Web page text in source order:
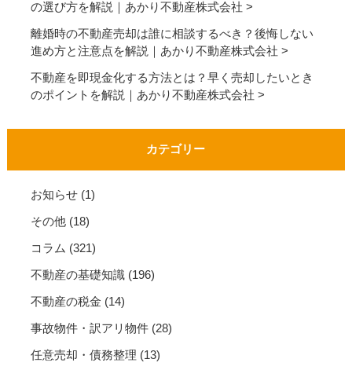
の選び方を解説｜あかり不動産株式会社
離婚時の不動産売却は誰に相談するべき？後悔しない
進め方と注意点を解説｜あかり不動産株式会社
不動産を即現金化する方法とは？早く売却したいとき
のポイントを解説｜あかり不動産株式会社
カテゴリー
お知らせ(1)
その他(18)
コラム (321)
不動産の基礎知識(196)
不動産の税金 (14)
事故物件・訳アリ物件(28)
任意売却・債務整理 (13)